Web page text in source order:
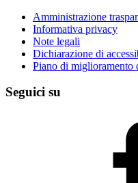
Amministrazione
Informativa privacy
Note legali
Dichiarazione di
Piano di miglioramento
Seguici su